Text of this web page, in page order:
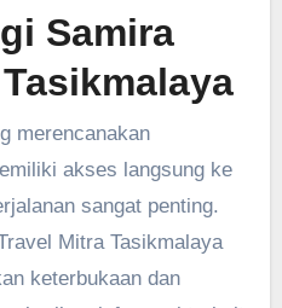
Samira
merencanakan
akses langsung ke
sangat penting.
Mitra Tasikmalaya
keterbukaan dan